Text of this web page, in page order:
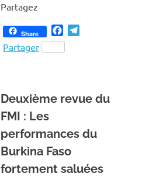
Partagez
Share Facebook
Partager
Deuxième revue du
FMI : Les
performances du
Burkina Faso
fortement saluées